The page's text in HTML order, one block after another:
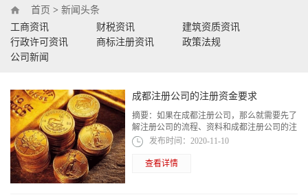
首页 > 新闻头条
工商资讯
财税资讯
建筑资质资讯
行政许可资讯
商标注册资讯
政策法规
公司新闻
成都注册公司的注册资金要求
摘要：如果在成都注册公司，那么就需要先了
解注册公司的流程、资料和成都注册公司的注
册资金要求。因为注册资金的高低额度不同，
所以就需要具体了解下不同类型公司的注...
发布时间：2020-11-10
查看详情